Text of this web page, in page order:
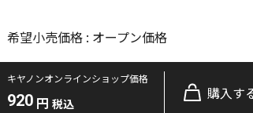
希望小売価格 : オープン価格
キヤノンオンラインショップ価格
920 円 税込
購入す